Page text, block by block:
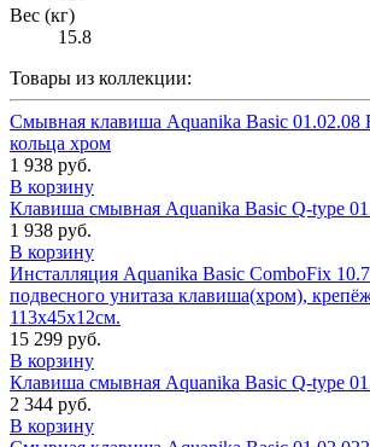
Вес (кг)
15.8
Товары из коллекции:
Смывная клавиша Aquanika Basic 01.02.08
кольца хром
1 938 руб.
В корзину
Клавиша смывная Aquanika Basic Q-type
1 938 руб.
В корзину
Инсталляция Aquanika Basic ComboFix
подвесного унитаза клавиша(хром),
113х45х12см.
15 299 руб.
В корзину
Клавиша смывная Aquanika Basic Q-type
2 344 руб.
В корзину